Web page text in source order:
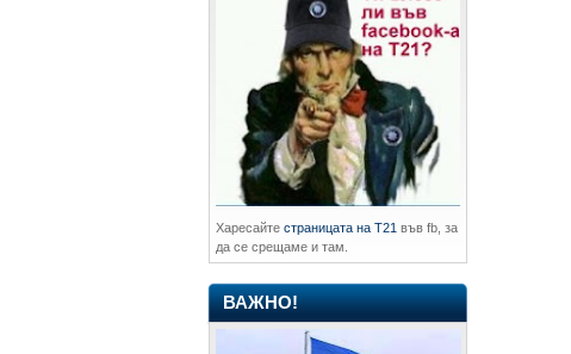
Харесайте страницата на Т21 във fb, за
да се срещаме и там.
ВАЖНО!